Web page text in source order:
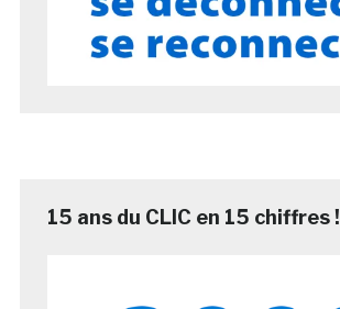
15 ans du CLIC en 15 chiffres !